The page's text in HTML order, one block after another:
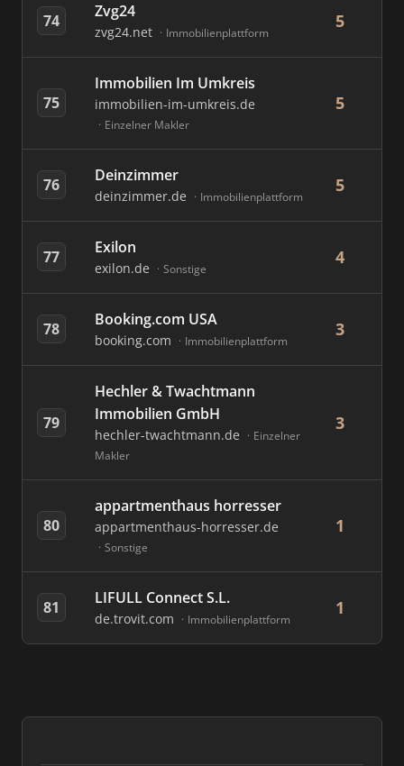
74 Zvg24
zvg24.net Immobilienplattform
5
75
Immobilien Im Umkreis
immobilien-im-umkreis.de
Einzelner Makler
5
76 Deinzimmer
deinzimmer.de Immobilienplattform
5
77 Exilon
exilon.de Sonstige
4
78 Booking.com USA
booking.com Immobilienplattform
3
79
Hechler & Twachtmann
Immobilien GmbH
hechler-twachtmann.de
Einzelner
Makler
3
80
appartmenthaus horresser
appartmenthaus-horresser.de
Sonstige
1
81 LIFULL Connect S.L.
de.trovit.com Immobilienplattform
1